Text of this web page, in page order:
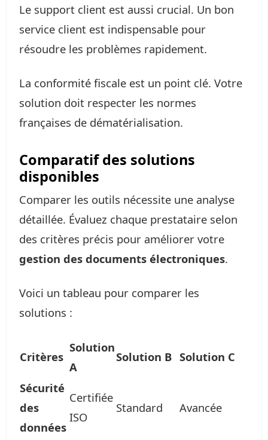
Le support client est aussi crucial. Un bon
service client est indispensable pour
résoudre les problèmes rapidement.
La conformité fiscale est un point clé. Votre
solution doit respecter les normes
françaises de dématérialisation.
Comparatif des solutions
disponibles
Comparer les outils nécessite une analyse
détaillée. Évaluez chaque prestataire selon
des critères précis pour améliorer votre
gestion des documents électroniques.
Voici un tableau pour comparer les
solutions :
Critères
Solution
A
Solution B Solution C
Sécurité
des
données
Certifiée
ISO
Standard Avancée